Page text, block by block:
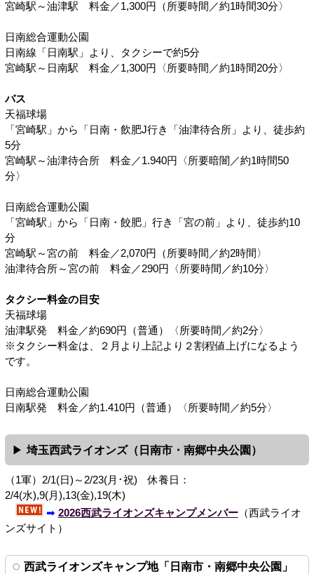
宮崎駅～油津駅 料金／1,300円（所要時間／約1時間30分〉
日南総合運動公園
日南線「日南駅」より、タクシーで約5分
宮崎駅～日南駅 料金／1,300円〈所要時間／約1時間20分〉
バス
天福球場
「宮崎駅」から「日南・飲肥J行き「油津待合所」より、徒歩約
5分
宮崎駅～油津待合所 料金／1.940円〈所要暗闇／約1時間50
分〉
日南総合運動公園
「宮崎駅」から「日南・餃肥」行き「宮の前」より、徒歩約10
分
宮崎駅～宮の前 料金／2,070円（所要時間／約2時間〉
油津待合所～宮の前 料金／290円〈所要時間／約10分〉
タクシー料金の目安
天福球場
油津駅発 料金／約690円（普通）〈所要時間／約2分〉
※タクシー料金は、２月より上記より２割程値上げになるよう
です。
日南総合運動公園
日南駅発 料金／約1.410円（普通）〈所要時間／約5分〉
埼玉西武ライオンズ（日南市・南郷中央公園）
（1軍）2/1(日)～2/23(月･祝) 休養日：
2/4(水),9(月),13(金),19(木)
➡ 2026西武ライオンズキャンプメンバー（西武ライオ
ンズサイト）
西武ライオンズキャンプ地「日南市・南郷中央公園」